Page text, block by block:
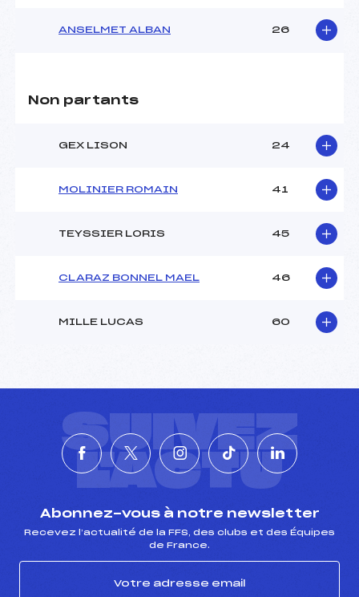
ANSELMET ALBAN 26
Non partants
GEX LISON 24
MOLINIER ROMAIN 41
TEYSSIER LORIS 45
CLARAZ BONNEL MAEL 46
MILLE LUCAS 60
SUIVEZ
L'ACTU
Abonnez-vous à notre newsletter
Recevez l’actualité de la FFS, des clubs et des Équipes
de France.